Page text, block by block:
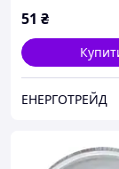
51 ₴
ЕНЕРГОТРЕЙД